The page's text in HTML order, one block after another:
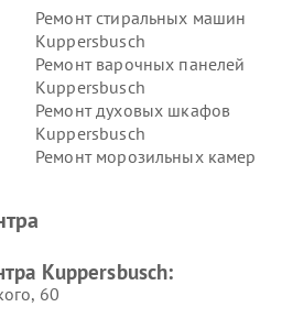
Ремонт стиральных машин
Kuppersbusch
Ремонт варочных панелей
Kuppersbusch
Ремонт духовых шкафов
Kuppersbusch
Ремонт морозильных камер
вакуумных упаковщиков
Kuppersbusch
Kuppersbusch:
60